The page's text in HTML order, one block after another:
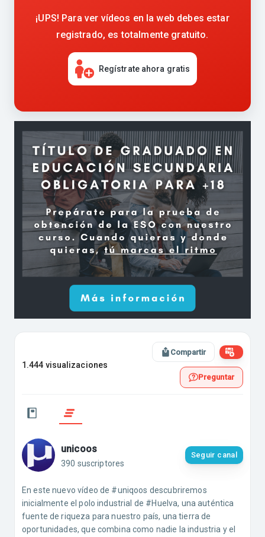
¡UPS! Para ver vídeos en la web debes estar
registrado, es totalmente gratuito.
Regístrate ahora gratis
1.444 visualizaciones
Compartir
Preguntar
unicoos
390 suscriptores
Seguir canal
En este nuevo vídeo de #uniqoos descubriremos
inicialmente el polo industrial de #Huelva, una auténtica
fuente de riqueza para nuestro país, una tierra de
oportunidades, que combina como nadie la industria y el